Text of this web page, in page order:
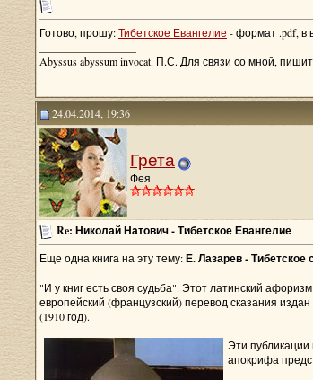
Готово, прошу:Тибетское Евангелие - формат .pdf, в
Abyssus abyssum invocat. П.С. Для связи со мной,
24.04.2014, 19:36
Грета
Фея
Re: Николай Натович - Тибетское Евангелие
Еще одна книга на эту тему:Е. Лазарев - Тибетское
"И у книг есть своя судьба". Этот латинский
европейский (французский) перевод сказания
(1910 год).
Эти
апокрифа